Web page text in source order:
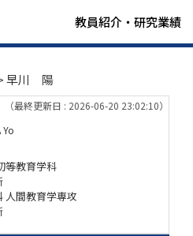
教員紹介・研究業績
早川 陽
（最終更新日 : 2026-06-20 23:02:10）
Yo
等教育学科
人間教育学専攻